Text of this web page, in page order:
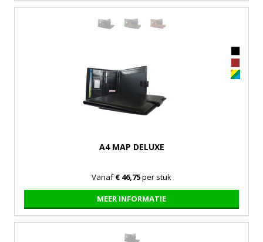
A4 MAP DELUXE
Vanaf€ 46,75per stuk
MEER INFORMATIE